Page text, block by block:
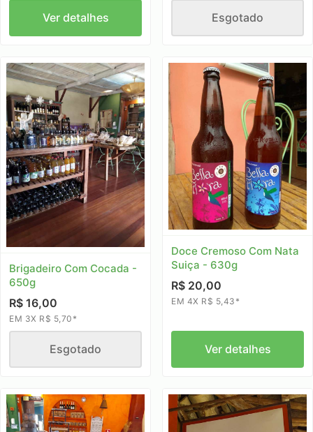
Ver detalhes Esgotado
Brigadeiro Com Cocada -
650g
R$ 16,00
EM 3X R$ 5,70*
Esgotado
Doce Cremoso Com Nata
Suiça - 630g
R$ 20,00
EM 4X R$ 5,43*
Ver detalhes